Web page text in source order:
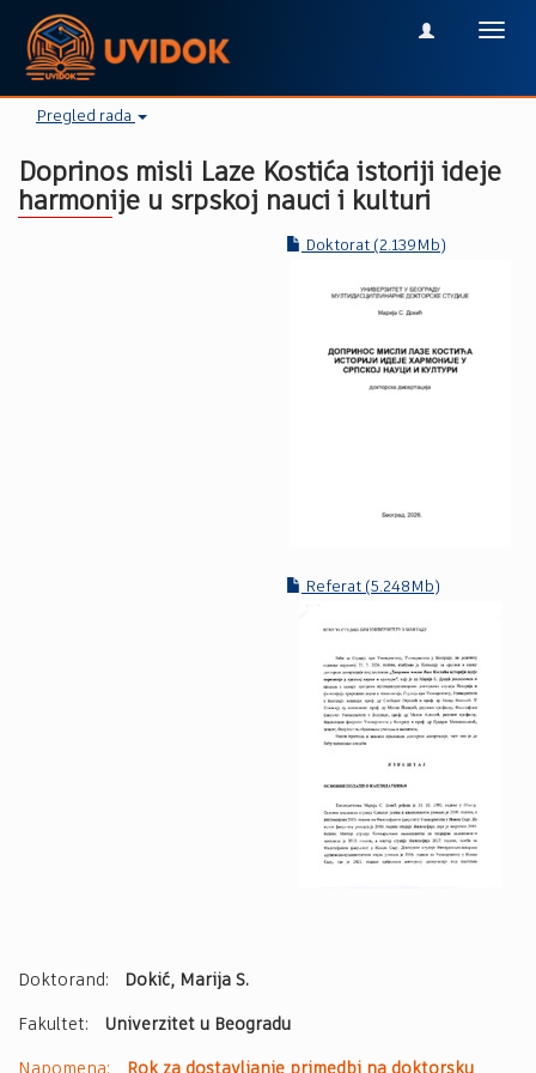
Pregled rada
Doprinos misli Laze Kostića istoriji ideje
harmonije u srpskoj nauci i kulturi
Doktorat (2.139Mb)
Referat (5.248Mb)
Doktorand: Dokić, Marija S.
Fakultet: Univerzitet u Beogradu
Napomena: Rok za dostavljanje primedbi na doktorsku